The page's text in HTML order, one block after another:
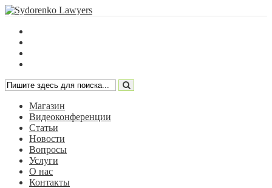
Магазин
Видеоконференции
Статьи
Новости
Вопросы
Услуги
О нас
Контакты